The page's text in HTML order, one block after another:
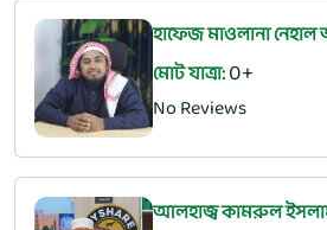
হাফেজ মাওলানা
মোট যাত্রা:0
No Reviews
আলহাজ্ব কামরুল